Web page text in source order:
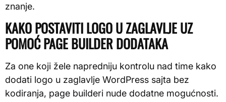
znanje.
KAKO POSTAVITI LOGO U ZAGLAVLJE UZ
POMOĆ PAGE BUILDER DODATAKA
Za one koji žele napredniju kontrolu nad time kako
dodati logo u zaglavlje WordPress sajta bez
kodiranja, page builderi nude dodatne mogućnosti.